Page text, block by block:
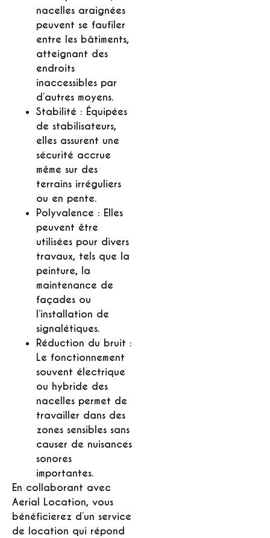
nacelles araignées
peuvent se faufiler
entre les bâtiments,
atteignant des
endroits
inaccessibles par
d’autres moyens.
Stabilité : Équipées
de stabilisateurs,
elles assurent une
sécurité accrue
même sur des
terrains irréguliers
ou en pente.
Polyvalence : Elles
peuvent être
utilisées pour divers
travaux, tels que la
peinture, la
maintenance de
façades ou
l’installation de
signalétiques.
Réduction du bruit :
Le fonctionnement
souvent électrique
ou hybride des
nacelles permet de
travailler dans des
zones sensibles sans
causer de nuisances
sonores
importantes.
En collaborant avec
Aerial Location, vous
bénéficierez d’un service
de location qui répond